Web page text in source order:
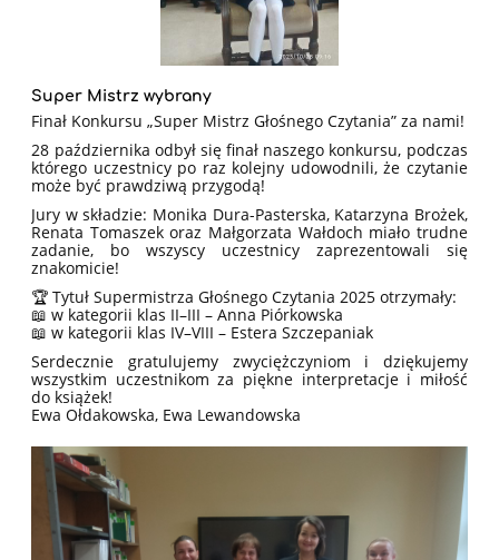
Super Mistrz wybrany
Finał Konkursu „Super Mistrz Głośnego Czytania” za nami!
28 października odbył się finał naszego konkursu, podczas
którego uczestnicy po raz kolejny udowodnili, że czytanie
może być prawdziwą przygodą!
Jury w składzie: Monika Dura-Pasterska, Katarzyna Brożek,
Renata Tomaszek oraz Małgorzata Wałdoch miało trudne
zadanie, bo wszyscy uczestnicy zaprezentowali się
znakomicie!
🏆 Tytuł Supermistrza Głośnego Czytania 2025 otrzymały:
📖 w kategorii klas II–III – Anna Piórkowska
📖 w kategorii klas IV–VIII – Estera Szczepaniak
Serdecznie gratulujemy zwyciężczyniom i dziękujemy
wszystkim uczestnikom za piękne interpretacje i miłość
do książek!
Ewa Ołdakowska, Ewa Lewandowska